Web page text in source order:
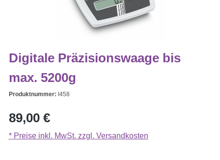
Digitale Präzisionswaage bis
max. 5200g
Produktnummer: I458
Regulärer Preis:
89,00 €
* Preise inkl. MwSt. zzgl. Versandkosten